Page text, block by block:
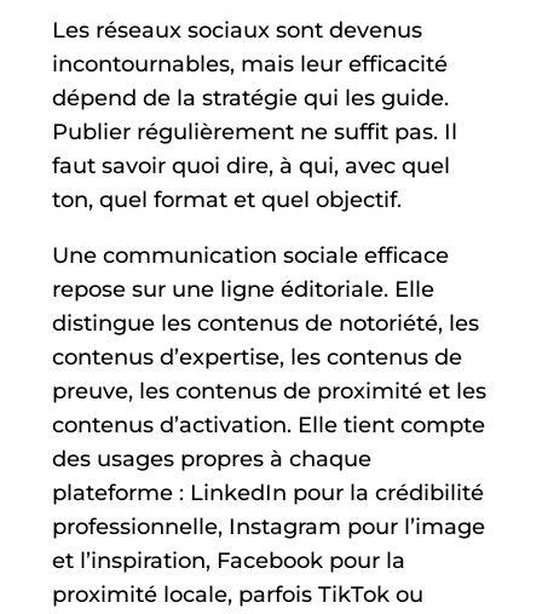
Les réseaux sociaux sont devenus
incontournables, mais leur efficacité
dépend de la stratégie qui les guide.
Publier régulièrement ne suffit pas. Il
faut savoir quoi dire, à qui, avec quel
ton, quel format et quel objectif.
Une communication sociale efficace
repose sur une ligne éditoriale. Elle
distingue les contenus de notoriété, les
contenus d’expertise, les contenus de
preuve, les contenus de proximité et les
contenus d’activation. Elle tient compte
des usages propres à chaque
plateforme : LinkedIn pour la crédibilité
professionnelle, Instagram pour l’image
et l’inspiration, Facebook pour la
proximité locale, parfois TikTok ou